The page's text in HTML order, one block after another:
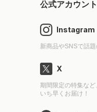
公式アカウント
Instagram
新商品やSNSで話
X
期間限定の特集な
いち早くお届け！